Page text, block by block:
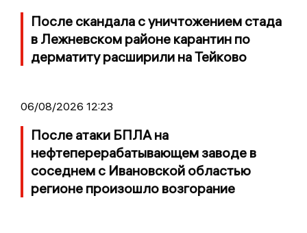
После скандала с уничтожением стада
в Лежневском районе карантин по
дерматиту расширили на Тейково
06/08/2026 12:23
После атаки БПЛА на
нефтеперерабатывающем заводе в
соседнем с Ивановской областью
регионе произошло возгорание